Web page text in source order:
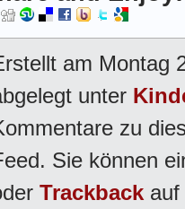
am Montag
unter
zu
Sie können
Trackback